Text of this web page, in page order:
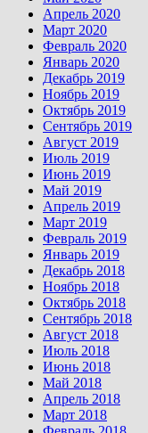
Апрель 2020
Март 2020
Февраль 2020
Январь 2020
Декабрь 2019
Ноябрь 2019
Октябрь 2019
Сентябрь 2019
Август 2019
Июль 2019
Июнь 2019
Май 2019
Апрель 2019
Март 2019
Февраль 2019
Январь 2019
Декабрь 2018
Ноябрь 2018
Октябрь 2018
Сентябрь 2018
Август 2018
Июль 2018
Июнь 2018
Май 2018
Апрель 2018
Март 2018